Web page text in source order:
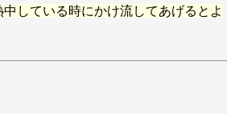
している時にかけ流してあげるとよ